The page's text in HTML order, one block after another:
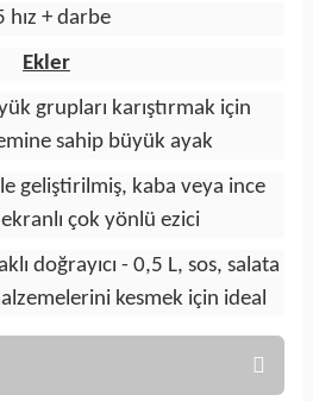
hız + darbe
Ekler
grupları karıştırmak için
sahip büyük ayak
geliştirilmiş, kaba veya ince
çok yönlü ezici
doğrayıcı - 0,5 L, sos, salata
kesmek için ideal